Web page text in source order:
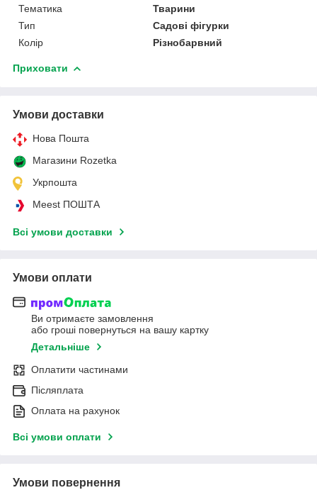
Тематика
Тварини
Тип
Садові фігурки
Колір
Різнобарвний
Приховати
Умови доставки
Нова Пошта
Магазини Rozetka
Укрпошта
Meest ПОШТА
Всі умови доставки
Умови оплати
Ви отримаєте замовлення
або гроші повернуться на вашу картку
Детальніше
Оплатити частинами
Післяплата
Оплата на рахунок
Всі умови оплати
Умови повернення